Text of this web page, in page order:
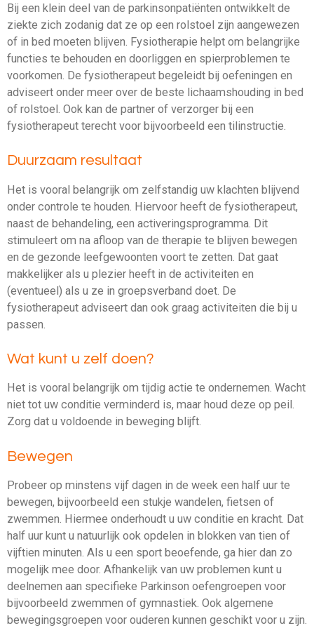
Bij een klein deel van de parkinsonpatiënten ontwikkelt de
ziekte zich zodanig dat ze op een rolstoel zijn aangewezen
of in bed moeten blijven. Fysiotherapie helpt om belangrijke
functies te behouden en doorliggen en spierproblemen te
voorkomen. De fysiotherapeut begeleidt bij oefeningen en
adviseert onder meer over de beste lichaamshouding in bed
of rolstoel. Ook kan de partner of verzorger bij een
fysiotherapeut terecht voor bijvoorbeeld een tilinstructie.
Duurzaam resultaat
Het is vooral belangrijk om zelfstandig uw klachten blijvend
onder controle te houden. Hiervoor heeft de fysiotherapeut,
naast de behandeling, een activeringsprogramma. Dit
stimuleert om na afloop van de therapie te blijven bewegen
en de gezonde leefgewoonten voort te zetten. Dat gaat
makkelijker als u plezier heeft in de activiteiten en
(eventueel) als u ze in groepsverband doet. De
fysiotherapeut adviseert dan ook graag activiteiten die bij u
passen.
Wat kunt u zelf doen?
Het is vooral belangrijk om tijdig actie te ondernemen. Wacht
niet tot uw conditie verminderd is, maar houd deze op peil.
Zorg dat u voldoende in beweging blijft.
Bewegen
Probeer op minstens vijf dagen in de week een half uur te
bewegen, bijvoorbeeld een stukje wandelen, fietsen of
zwemmen. Hiermee onderhoudt u uw conditie en kracht. Dat
half uur kunt u natuurlijk ook opdelen in blokken van tien of
vijftien minuten. Als u een sport beoefende, ga hier dan zo
mogelijk mee door. Afhankelijk van uw problemen kunt u
deelnemen aan specifieke Parkinson oefengroepen voor
bijvoorbeeld zwemmen of gymnastiek. Ook algemene
bewegingsgroepen voor ouderen kunnen geschikt voor u zijn.